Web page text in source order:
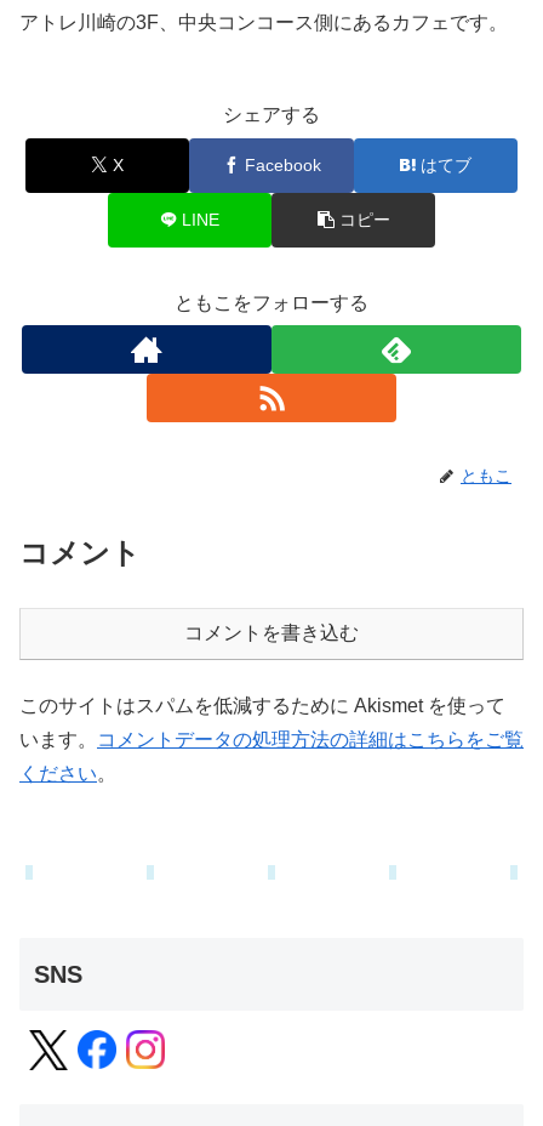
アトレ川崎の3F、中央コンコース側にあるカフェです。
シェアする
X Facebook はてブ
LINE コピー
ともこをフォローする
ともこ
コメント
コメントを書き込む
このサイトはスパムを低減するために Akismet を使って
います。
コメントデータの処理方法の詳細はこちらをご覧
ください。
SNS